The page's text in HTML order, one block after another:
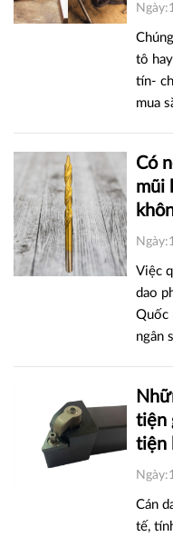
tô
tín-
mua
Có
mũi
Việc
dao
Quốc
ngân
tiện
tiện
Cán
tế,